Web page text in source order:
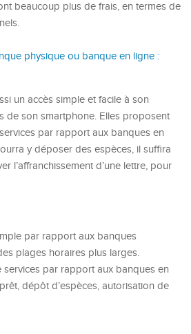
beaucoup plus de frais, en termes de
physique ou banque en ligne :
un accès simple et facile à son
de son smartphone. Elles proposent
par rapport aux banques en
y déposer des espèces, il suffira
l’affranchissement d’une lettre, pour
par rapport aux banques
plages horaires plus larges.
services par rapport aux banques en
dépôt d’espèces, autorisation de